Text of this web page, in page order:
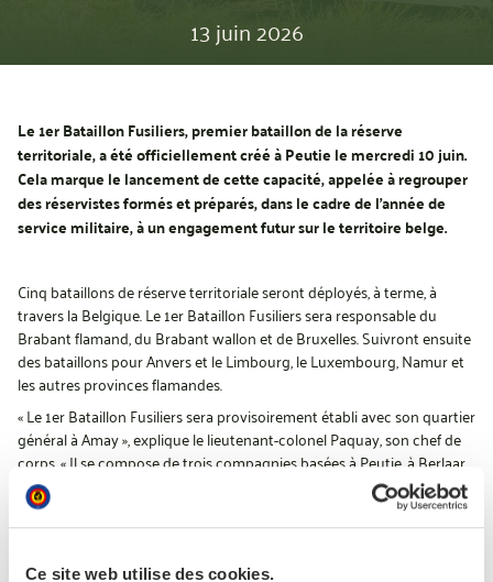
Ce site web utilise des cookies.
13 juin 2026
Le 1er Bataillon Fusiliers, premier bataillon de la réserve
territoriale, a été officiellement créé à Peutie le mercredi 10 juin.
Cela marque le lancement de cette capacité, appelée à regrouper
des réservistes formés et préparés, dans le cadre de l’année de
service militaire, à un engagement futur sur le territoire belge.
Cinq bataillons de réserve territoriale seront déployés, à terme, à
travers la Belgique. Le 1er Bataillon Fusiliers sera responsable du
Brabant flamand, du Brabant wallon et de Bruxelles. Suivront ensuite
des bataillons pour Anvers et le Limbourg, le Luxembourg, Namur et
les autres provinces flamandes.
« Le 1er Bataillon Fusiliers sera provisoirement établi avec son quartier
général à Amay », explique le lieutenant-colonel Paquay, son chef de
corps. « Il se compose de trois compagnies basées à Peutie, à Berlaar
et à Amay. Ces implantations se situent le long d’un axe stratégique
reliant Anvers, Bruxelles et Liège, conformément à la planification de
l’OTAN. »